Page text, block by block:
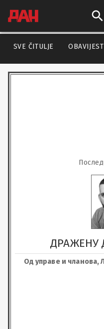
SVE ČITULJE
ДРАЖЕНУ
Од управе и чланова,